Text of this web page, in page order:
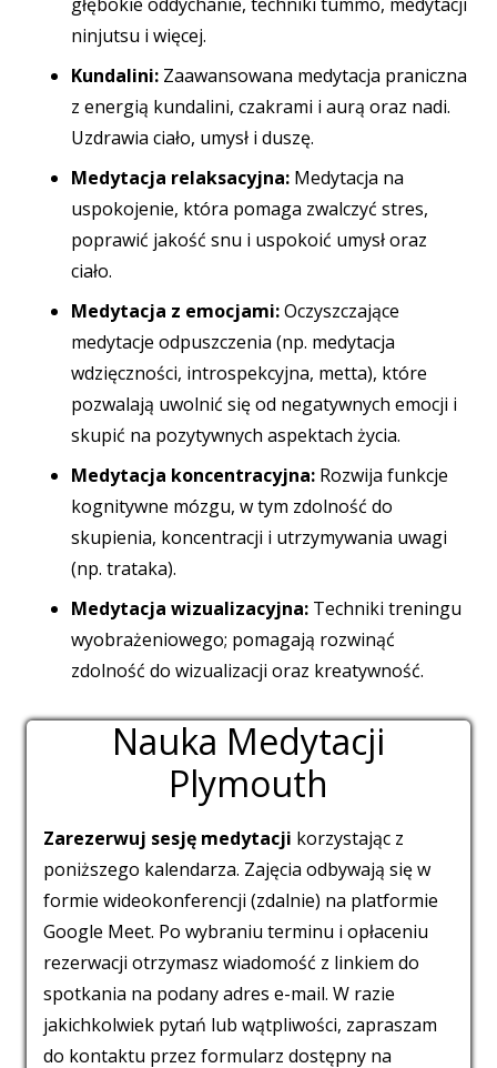
ninjutsu i więcej.
Kundalini: Zaawansowana medytacja praniczna
z energią kundalini, czakrami i aurą oraz nadi.
Uzdrawia ciało, umysł i duszę.
Medytacja relaksacyjna: Medytacja na
uspokojenie, która pomaga zwalczyć stres,
poprawić jakość snu i uspokoić umysł oraz
ciało.
Medytacja z emocjami:Oczyszczające
medytacje odpuszczenia (np. medytacja
wdzięczności, introspekcyjna, metta), które
pozwalają uwolnić się od negatywnych emocji i
skupić na pozytywnych aspektach życia.
Medytacja koncentracyjna: Rozwija funkcje
kognitywne mózgu, w tym zdolność do
skupienia, koncentracji i utrzymywania uwagi
(np. trataka).
Medytacja wizualizacyjna: Techniki treningu
wyobrażeniowego; pomagają rozwinąć
zdolność do wizualizacji oraz kreatywność.
Nauka Medytacji
Plymouth
Zarezerwuj sesję medytacji korzystając z
poniższego kalendarza. Zajęcia odbywają się w
formie wideokonferencji (zdalnie) na platformie
Google Meet. Po wybraniu terminu i opłaceniu
rezerwacji otrzymasz wiadomość z linkiem do
spotkania na podany adres e-mail. W razie
jakichkolwiek pytań lub wątpliwości, zapraszam
do kontaktu przez formularz dostępny na